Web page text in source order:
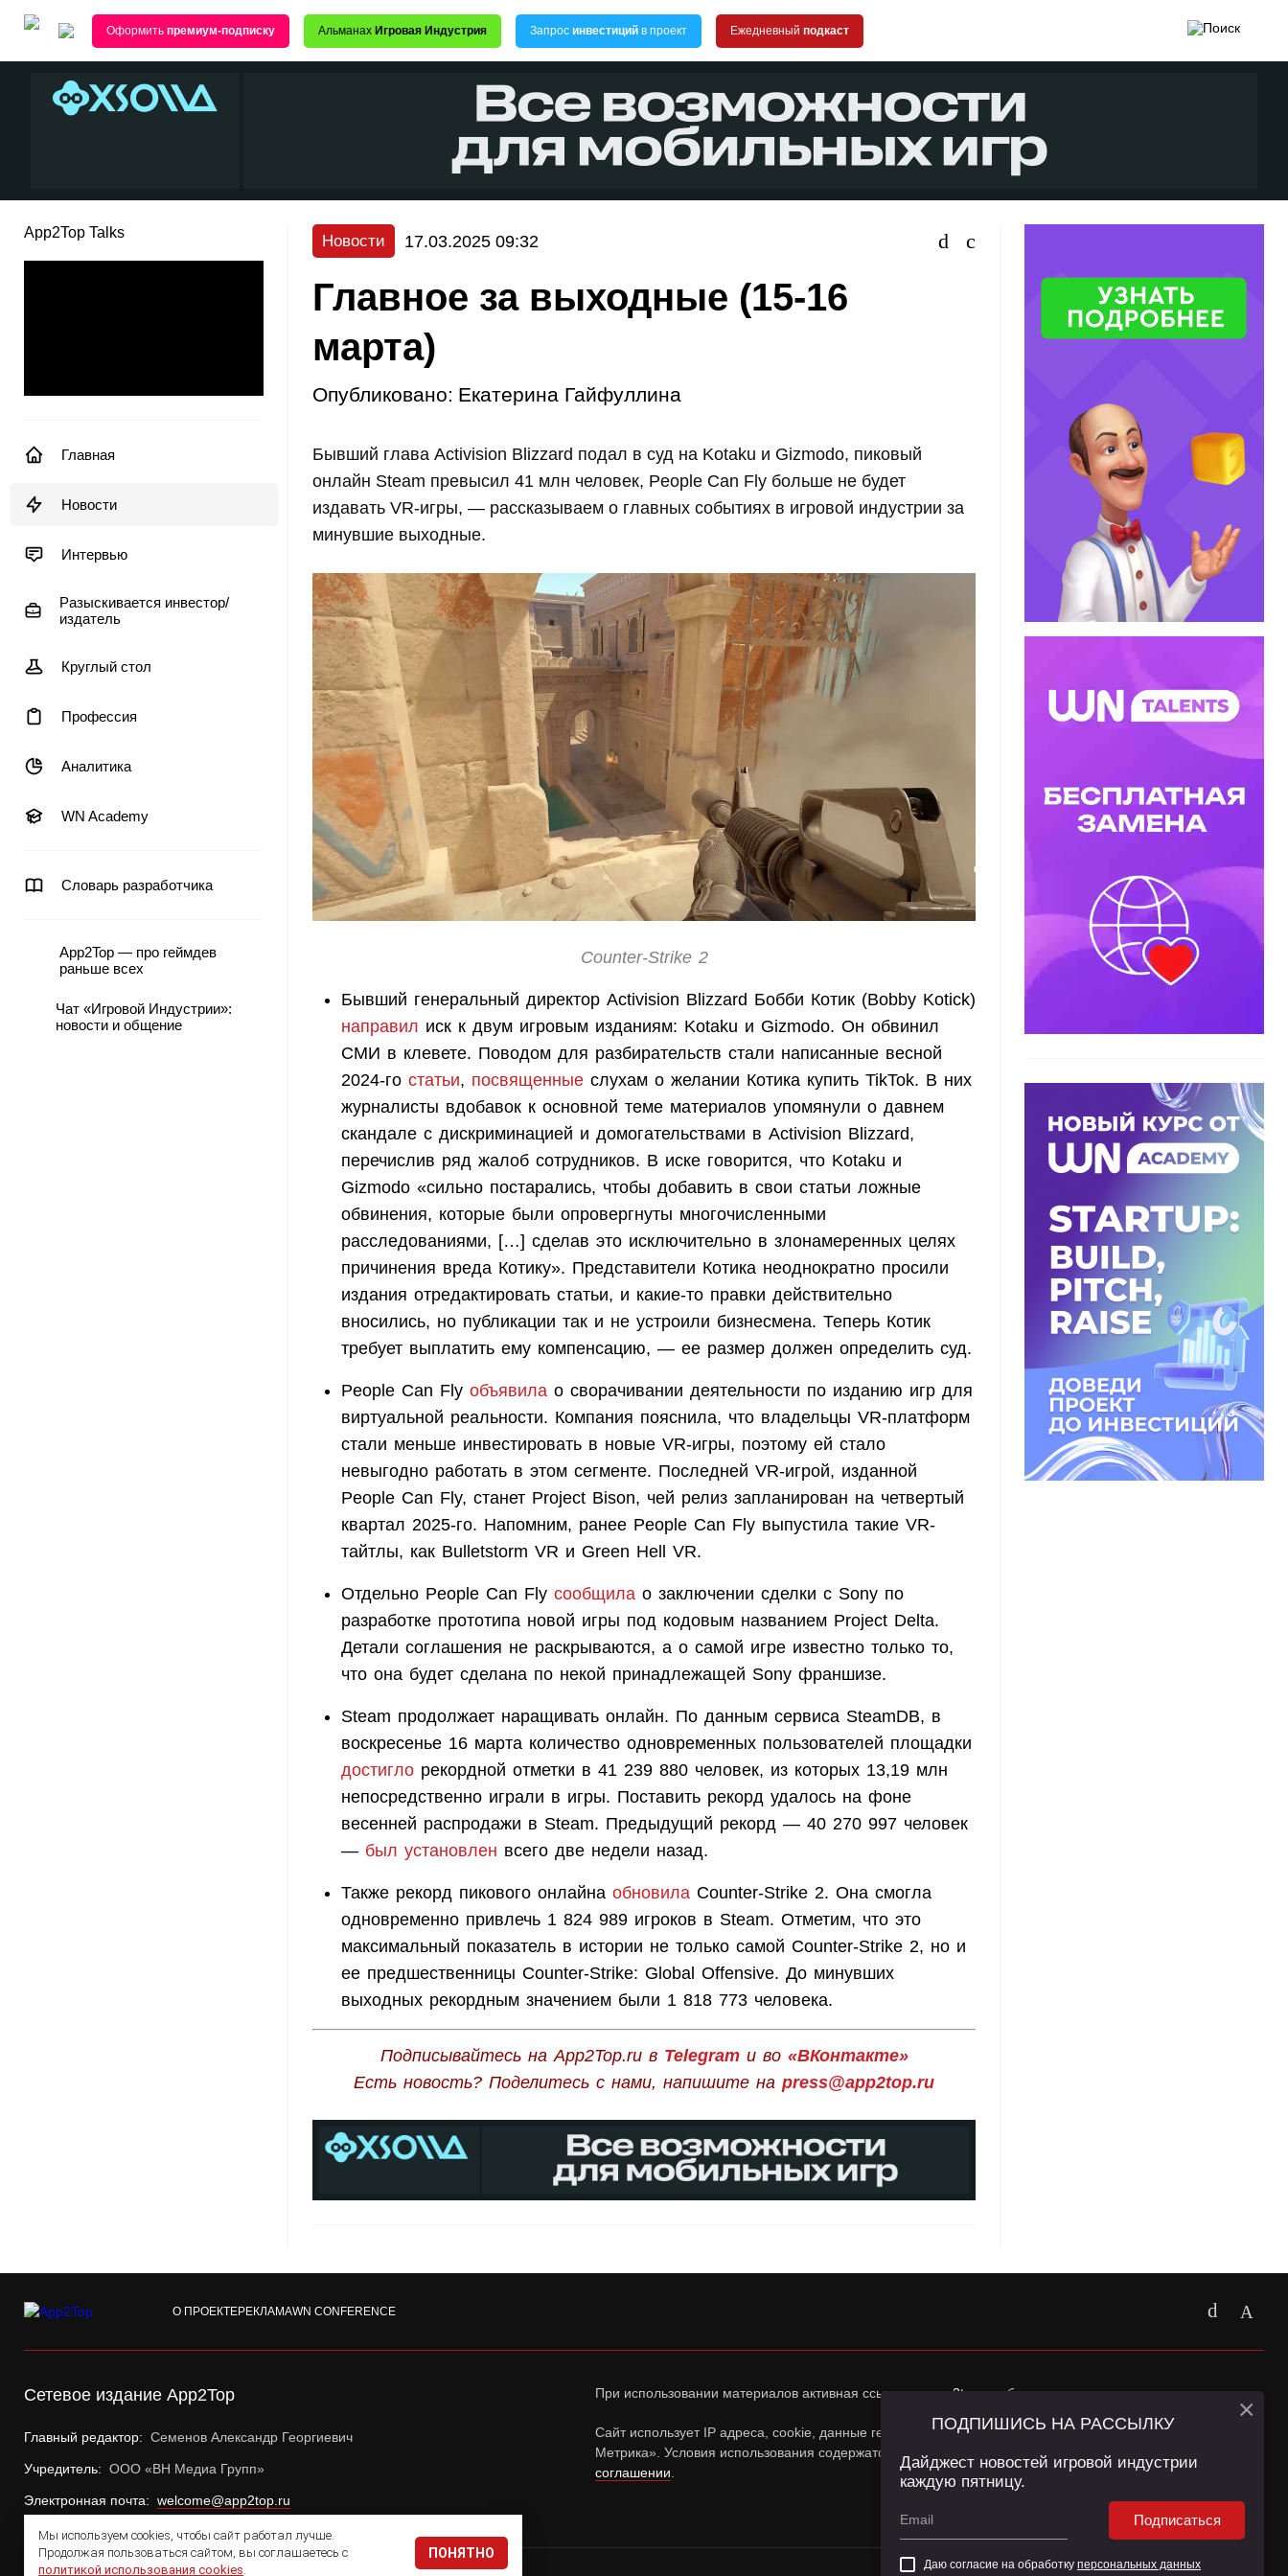
Оформить премиум-подписку Альманах Игровая Индустрия Запрос инвестиций в проект Ежедневный подкаст
App2Top Talks
Главная
Новости
Интервью
Разыскивается инвестор/
издатель
Круглый стол
Профессия
Аналитика
WN Academy
Словарь разработчика
App2Top — про геймдев
раньше всех
Чат «Игровой Индустрии»:
новости и общение
Новости 17.03.2025 09:32
Главное за выходные (15-16
марта)
Опубликовано: Екатерина Гайфуллина
Бывший глава Activision Blizzard подал в суд на Kotaku и Gizmodo, пиковый
онлайн Steam превысил 41 млн человек, People Can Fly больше не будет
издавать VR-игры, — рассказываем о главных событиях в игровой индустрии за
минувшие выходные.
Counter-Strike 2
Бывший генеральный директор Activision Blizzard Бобби Котик (Bobby Kotick)
направил иск к двум игровым изданиям: Kotaku и Gizmodo. Он обвинил
СМИ в клевете. Поводом для разбирательств стали написанные весной
2024-го статьи, посвященные слухам о желании Котика купить TikTok. В них
журналисты вдобавок к основной теме материалов упомянули о давнем
скандале с дискриминацией и домогательствами в Activision Blizzard,
перечислив ряд жалоб сотрудников. В иске говорится, что Kotaku и
Gizmodo «сильно постарались, чтобы добавить в свои статьи ложные
обвинения, которые были опровергнуты многочисленными
расследованиями, […] сделав это исключительно в злонамеренных целях
причинения вреда Котику». Представители Котика неоднократно просили
издания отредактировать статьи, и какие-то правки действительно
вносились, но публикации так и не устроили бизнесмена. Теперь Котик
требует выплатить ему компенсацию, — ее размер должен определить суд.
People Can Fly объявила о сворачивании деятельности по изданию игр для
виртуальной реальности. Компания пояснила, что владельцы VR-платформ
стали меньше инвестировать в новые VR-игры, поэтому ей стало
невыгодно работать в этом сегменте. Последней VR-игрой, изданной
People Can Fly, станет Project Bison, чей релиз запланирован на четвертый
квартал 2025-го. Напомним, ранее People Can Fly выпустила такие VR-
тайтлы, как Bulletstorm VR и Green Hell VR.
Отдельно People Can Fly сообщила о заключении сделки с Sony по
разработке прототипа новой игры под кодовым названием Project Delta.
Детали соглашения не раскрываются, а о самой игре известно только то,
что она будет сделана по некой принадлежащей Sony франшизе.
Steam продолжает наращивать онлайн. По данным сервиса SteamDB, в
воскресенье 16 марта количество одновременных пользователей площадки
достигло рекордной отметки в 41 239 880 человек, из которых 13,19 млн
непосредственно играли в игры. Поставить рекорд удалось на фоне
весенней распродажи в Steam. Предыдущий рекорд — 40 270 997 человек
— был установлен всего две недели назад.
Также рекорд пикового онлайна обновила Counter-Strike 2. Она смогла
одновременно привлечь 1 824 989 игроков в Steam. Отметим, что это
максимальный показатель в истории не только самой Counter-Strike 2, но и
ее предшественницы Counter-Strike: Global Offensive. До минувших
выходных рекордным значением были 1 818 773 человека.
Подписывайтесь на App2Top.ru в Telegramи во «ВКонтакте»
Есть новость? Поделитесь с нами, напишите на press@app2top.ru
О ПРОЕКТЕРЕКЛАМАWN CONFERENCE
Сетевое издание App2Top
Главный редактор: Семенов Александр Георгиевич
Учредитель: ООО «ВН Медиа Групп»
Электронная почта: welcome@app2top.ru
При использовании материалов активная ссылка наapp2top.ruобязательна.
Сайт использует IP адреса, cookie, данные геолокации Пользователей сайта и сервис «Яндекс
Метрика». Условия использования содержатся вПолитике конфиденциальностии
соглашении.
Мы используем cookies, чтобы сайт работал лучше.
Продолжая пользоваться сайтом, вы соглашаетесь с
политикой использования cookies.
ПОНЯТНО
ПОДПИШИСЬ НА РАССЫЛКУ
Дайджест новостей игровой индустрии
каждую пятницу.
Подписаться
Даю согласие на обработку персональных данных
×